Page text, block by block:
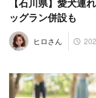
【石川県】愛犬連
ッグラン併設も
ヒロさん